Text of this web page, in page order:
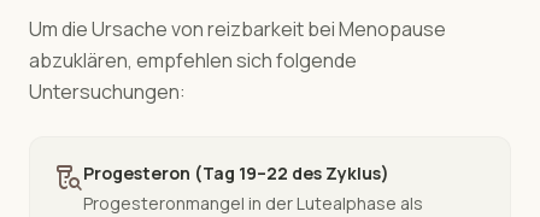
Um die Ursache vonreizbarkeitbeiMenopause
abzuklären, empfehlen sich folgende
Untersuchungen:
lab_researchProgesteron (Tag 19–22 des Zyklus)
Progesteronmangel in der Lutealphase als